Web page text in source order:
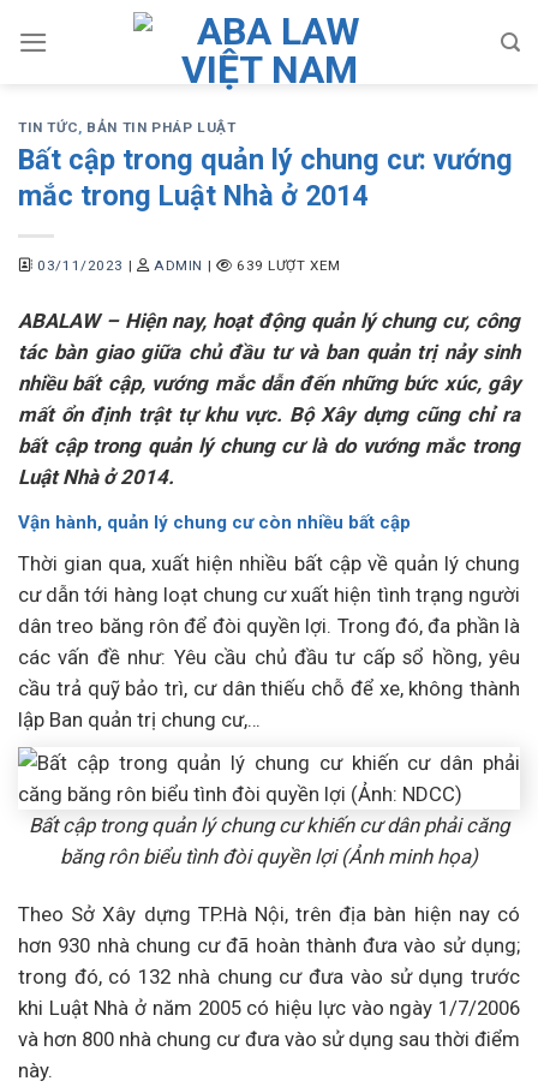
TIN TỨC, BẢN TIN PHÁP LUẬT
Bất cập trong quản lý chung cư: vướng
mắc trong Luật Nhà ở 2014
03/11/2023 | ADMIN | 639 LƯỢT XEM
ABALAW – Hiện nay, hoạt động quản lý chung cư, công
tác bàn giao giữa chủ đầu tư và ban quản trị nảy sinh
nhiều bất cập, vướng mắc dẫn đến những bức xúc, gây
mất ổn định trật tự khu vực. Bộ Xây dựng cũng chỉ ra
bất cập trong quản lý chung cư là do vướng mắc trong
Luật Nhà ở 2014.
Vận hành, quản lý chung cư còn nhiều bất cập
Thời gian qua, xuất hiện nhiều bất cập về quản lý chung
cư dẫn tới hàng loạt chung cư xuất hiện tình trạng người
dân treo băng rôn để đòi quyền lợi. Trong đó, đa phần là
các vấn đề như: Yêu cầu chủ đầu tư cấp sổ hồng, yêu
cầu trả quỹ bảo trì, cư dân thiếu chỗ để xe, không thành
lập Ban quản trị chung cư,…
Bất cập trong quản lý chung cư khiến cư dân phải căng
băng rôn biểu tình đòi quyền lợi (Ảnh minh họa)
Theo Sở Xây dựng TP.Hà Nội, trên địa bàn hiện nay có
hơn 930 nhà chung cư đã hoàn thành đưa vào sử dụng;
trong đó, có 132 nhà chung cư đưa vào sử dụng trước
khi Luật Nhà ở năm 2005 có hiệu lực vào ngày 1/7/2006
và hơn 800 nhà chung cư đưa vào sử dụng sau thời điểm
này.